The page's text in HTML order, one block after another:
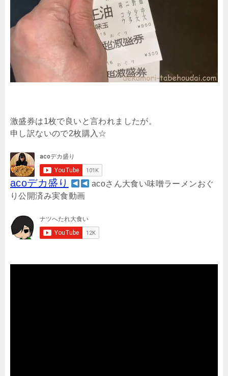
激盛券は1枚で良いと言われましたが。
申し訳ないので2枚購入☆
acoデカ盛り
acoさん大食い味噌ラーメンおぐ
り公開済み実食動画